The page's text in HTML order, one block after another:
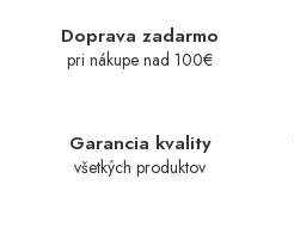
Doprava zadarmo
pri nákupe nad 100€
Garancia kvality
všetkých produktov